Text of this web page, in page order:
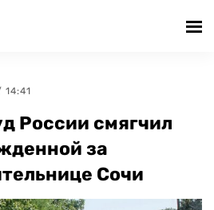
14:41
России смягчил
за
Сочи